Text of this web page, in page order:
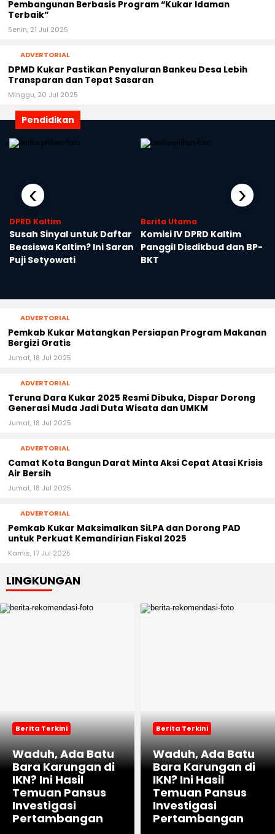
Pembangunan Berbasis Program “Kukar Idaman
Terbaik”
Senin, 21 Jul 2025
ADVERTORIAL
DPMD Kukar Pastikan Penyaluran Bankeu Desa Lebih
Transparan dan Tepat Sasaran
Minggu, 20 Jul 2025
Pendidikan
DPRD Kaltim
Susah Sinyal untuk Daftar
Beasiswa Kaltim? Ini Saran
Puji Setyowati
Berita Utama
Komisi IV DPRD Kaltim
Panggil Disdikbud dan BP-
BKT
‹ ›
ADVERTORIAL
Pemkab Kukar Matangkan Persiapan Program Makanan
Bergizi Gratis
Jumat, 18 Jul 2025
ADVERTORIAL
Teruna Dara Kukar 2025 Resmi Dibuka, Dispar Dorong
Generasi Muda Jadi Duta Wisata dan UMKM
Jumat, 18 Jul 2025
ADVERTORIAL
Camat Kota Bangun Darat Minta Aksi Cepat Atasi Krisis
Air Bersih
Jumat, 18 Jul 2025
ADVERTORIAL
Pemkab Kukar Maksimalkan SiLPA dan Dorong PAD
untuk Perkuat Kemandirian Fiskal 2025
Kamis, 17 Jul 2025
LINGKUNGAN
Berita Terkini
Waduh, Ada Batu
Bara Karungan di
IKN? Ini Hasil
Temuan Pansus
Investigasi
Pertambangan
Berita Terkini
Waduh, Ada Batu
Bara Karungan di
IKN? Ini Hasil
Temuan Pansus
Investigasi
Pertambangan